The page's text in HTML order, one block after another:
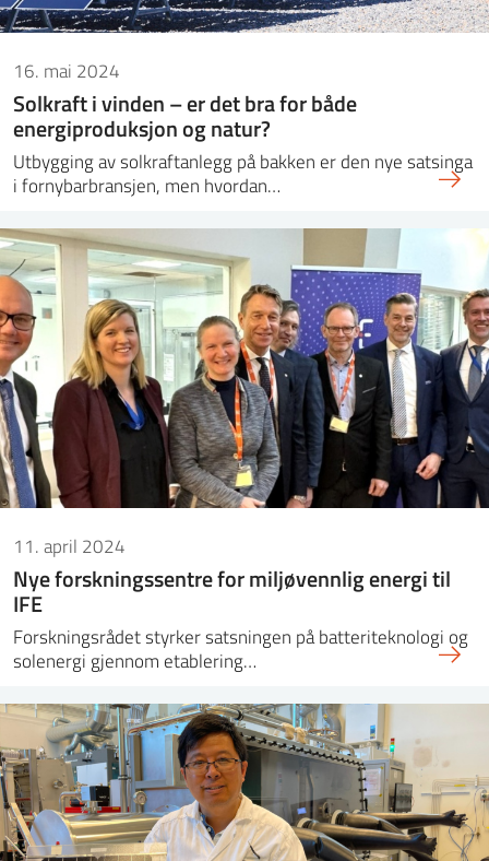
16. mai 2024
Solkraft i vinden – er det bra for både
energiproduksjon og natur?
Utbygging av solkraftanlegg på bakken er den nye satsinga
i fornybarbransjen, men hvordan…
11. april 2024
Nye forskningssentre for miljøvennlig energi til
IFE
Forskningsrådet styrker satsningen på batteriteknologi og
solenergi gjennom etablering…